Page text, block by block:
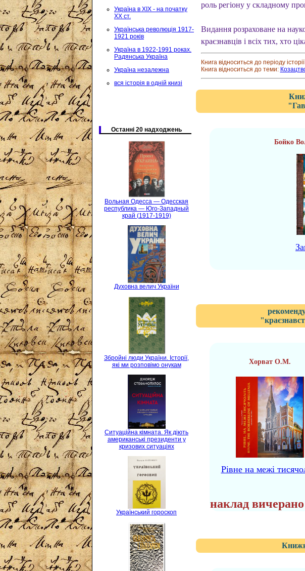
Україна в XIX - на початку
XX ст.
Українська революція 1917-
1921 років
Україна в 1922-1991 роках.
Радянська Україна
Україна незалежна
вся історія в одній книзі
Останні 20 надходжень
Вольная Одесса — Одесская
республика — Юго-Западный
край (1917-1919)
Духовна велич України
Збройні люди України. Історії,
які ми розповімо онукам
Ситуаційна кімната. Як діють
американські президенти у
кризових ситуаціях
Український гороскоп
роль регіону у складному
Видання розраховане на
краєзнавців і всіх тих, хто
Книга відноситься до періоду
Книга відноситься до теми:
Бойко
Хорват О.М.
Рівне на межі
наклад